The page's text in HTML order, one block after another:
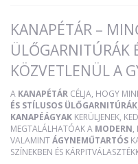
KANAPÉTÁR –
ÜLŐGARNITÚRÁK
KÖZVETLENÜL A
A KANAPÉTÁR CÉLJA, HOGY
ÉS STÍLUSOS ÜLŐGARNITÚRÁK
KANAPÉÁGYAK KERÜLJENEK,
MEGTALÁLHATÓAK A MODERN,
VALAMINTÁGYNEMŰTARTÓS
SZÍNEKBEN ÉS